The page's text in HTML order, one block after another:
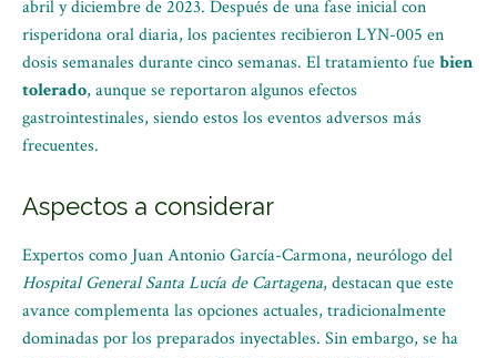
abril y diciembre de 2023. Después de una fase inicial con
risperidona oral diaria, los pacientes recibieron LYN-005 en
dosis semanales durante cinco semanas. El tratamiento fuebien
tolerado, aunque se reportaron algunos efectos
gastrointestinales, siendo estos los eventos adversos más
frecuentes.
Aspectos a considerar
Expertos como Juan Antonio García-Carmona, neurólogo del
Hospital General Santa Lucía de Cartagena, destacan que este
avance complementa las opciones actuales, tradicionalmente
dominadas por los preparados inyectables. Sin embargo, se ha